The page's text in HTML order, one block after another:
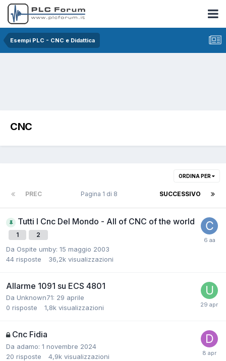
Esempi PLC - CNC e Didattica
CNC
ORDINA PER
PREC SUCCESSIVO
Pagina 1 di 8
Tutti I Cnc Del Mondo - All of CNC of the world
1 2
Da Ospite umby: 15 maggio 2003
44 risposte 36,2k visualizzazioni
Allarme 1091 su ECS 4801
Da Unknown71: 29 aprile
0 risposte 1,8k visualizzazioni
Cnc Fidia
Da adamo: 1 novembre 2024
20 risposte 4,9k visualizzazioni